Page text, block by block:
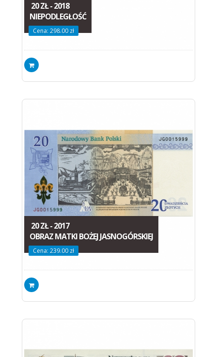
20 ZŁ - 2018
NIEPODLEGŁOŚĆ
Cena: 298.00 zł
20 ZŁ - 2017
OBRAZ MATKI BOŻEJ JASNOGÓRSKIEJ
Cena: 239.00 zł